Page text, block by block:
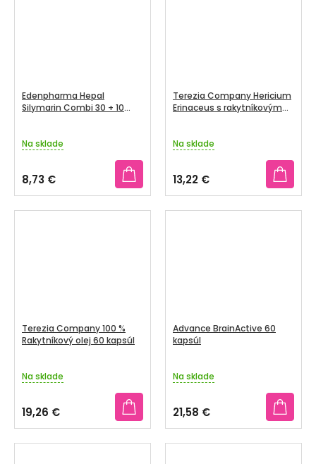
Edenpharma Hepal
Silymarin Combi 30 + 10
Na sklade
8,73 €
Terezia Company Hericium
Erinaceus s rakytníkovým
Na sklade
13,22 €
Terezia Company 100 %
Rakytníkový olej 60 kapsúl
Na sklade
19,26 €
Advance BrainActive 60
kapsúl
Na sklade
21,58 €